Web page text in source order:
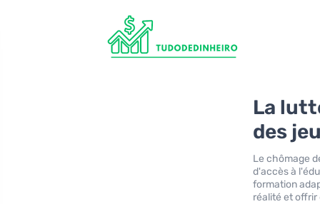
La
des
Le chômage
d'accès à
formation
réalité et offrir